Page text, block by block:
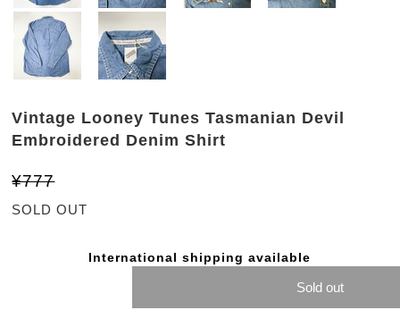
Vintage Looney Tunes Tasmanian Devil
Embroidered Denim Shirt
¥777
SOLD OUT
International shipping available
Sold out